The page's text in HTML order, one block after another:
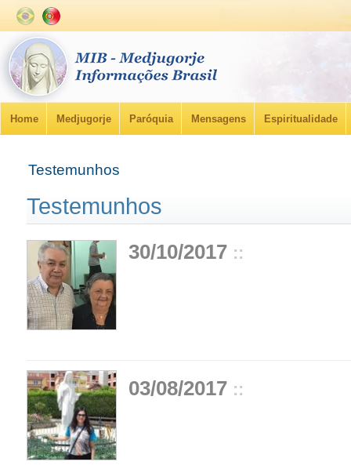
Home Medjugorje Paróquia Mensagens Espiritualidade
Testemunhos
Testemunhos
30/10/2017 ::
03/08/2017 ::